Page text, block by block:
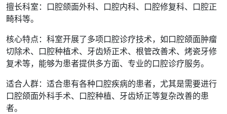
擅长科室：口腔颌面外科、口腔内科、口腔修复科、口腔正
畸科等。
核心特点：科室开展了多项口腔诊疗技术，如口腔颌面肿瘤
切除术、口腔种植术、牙齿矫正术、根管改善术、烤瓷牙修
复术等，能够为患者提供多方面、专业的口腔诊疗服务。
适合人群：适合患有各种口腔疾病的患者，尤其是需要进行
口腔颌面外科手术、口腔种植、牙齿矫正等复杂改善的患
者。